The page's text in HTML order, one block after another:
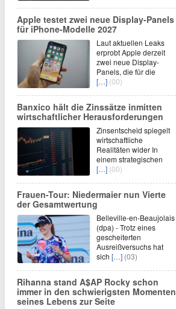
Apple testet zwei neue Display-Panels
für iPhone-Modelle 2027
Laut aktuellen Leaks
erprobt Apple derzeit
zwei neue Display-
Panels, die für die
[…] (00)
Banxico hält die Zinssätze inmitten
wirtschaftlicher Herausforderungen
Zinsentscheid spiegelt
wirtschaftliche
Realitäten wider In
einem strategischen
[…] (00)
Frauen-Tour: Niedermaier nun Vierte
der Gesamtwertung
Belleville-en-Beaujolais
(dpa) - Trotz eines
gescheiterten
Ausreißversuchs hat
sich […] (03)
Rihanna stand A$AP Rocky schon
immer in den schwierigsten Momenten
seines Lebens zur Seite